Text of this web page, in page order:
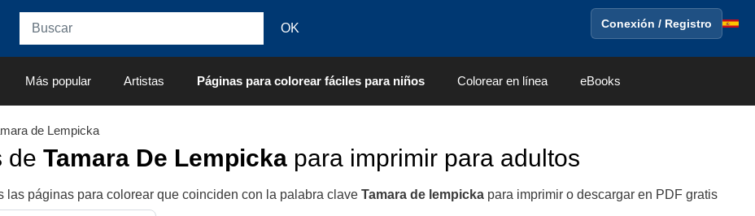
Conexión / Registro
Más popular Artistas Páginas para colorear fáciles para niños Colorear en línea eBooks
de Lempicka
de Tamara De Lempickapara imprimir para adultos
las páginas para colorear que coinciden con la palabra clave Tamara de lempickapara imprimir o descargar en PDF gratis